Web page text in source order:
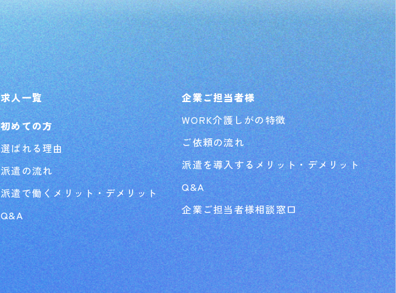
求人一覧
初めての方
選ばれる理由
派遣の流れ
派遣で働くメリット・デメリット
Q&A
企業ご担当者様
WORK介護しがの特徴
ご依頼の流れ
派遣を導入するメリット・デメリット
Q&A
企業ご担当者様相談窓口